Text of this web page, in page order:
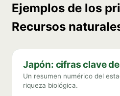
Ejemplos de los
Recursos
Japón: cifras clave
Un resumen numérico del
riqueza biológica.